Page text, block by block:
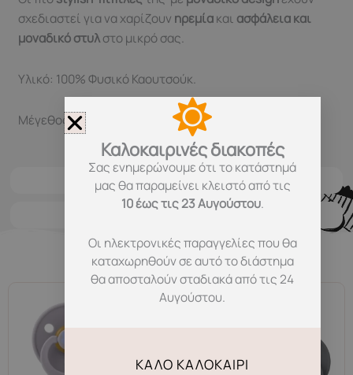
Χαρακτηριστικά
Μεταφορικά
σχεδιαστεί για να χαρίζουν ηρεμίακαι ασφάλεια και
μοναδικό στυλστο μικρό σας.
Υλικό: 100% Φυσικό Καουτσούκ.
Μέγεθος 1: 0+ μηνών.
Σχετικά προϊόντα
Καλοκαιρινές διακοπές
Σας ενημερώνουμε ότι το κατάστημά
μας θα παραμείνει κλειστό από τις
10 έως τις 23 Αυγούστου.
Οι ηλεκτρονικές παραγγελίες που θα
καταχωρηθούν σε αυτό το διάστημα
θα αποσταλούν σταδιακά από τις 24
Αυγούστου.
ΚΑΛΌ ΚΑΛΟΚΑΊΡΙ